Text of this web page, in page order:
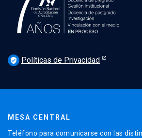
verified_user Políticas de Privacidad
MESA CENTRAL
Teléfono para comunicarse con las